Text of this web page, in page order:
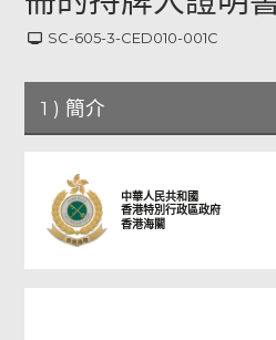
SC-605-3-CED010-001C
1 ) 簡介
申請詳情
中華人民共和國
香港特別行政區政府
香港海關
尾